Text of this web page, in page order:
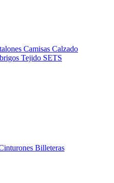
Camisas Calzado
Tejido SETS
Billeteras